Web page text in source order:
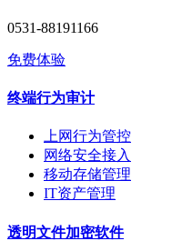
0531-88191166
免费体验
终端行为审计
上网行为管控
网络安全接入
移动存储管理
IT资产管理
透明文件加密软件